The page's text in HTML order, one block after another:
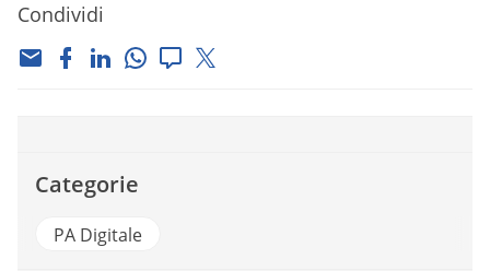
Condividi
Categorie
PA Digitale